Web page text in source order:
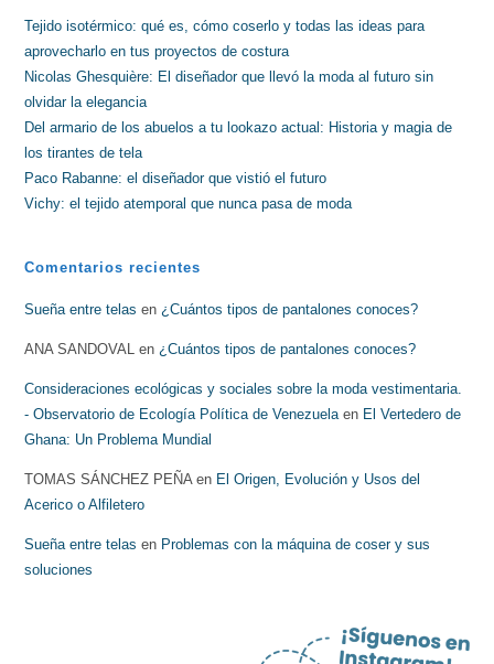
Tejido isotérmico: qué es, cómo coserlo y todas las ideas para
aprovecharlo en tus proyectos de costura
Nicolas Ghesquière: El diseñador que llevó la moda al futuro sin
olvidar la elegancia
Del armario de los abuelos a tu lookazo actual: Historia y magia de
los tirantes de tela
Paco Rabanne: el diseñador que vistió el futuro
Vichy: el tejido atemporal que nunca pasa de moda
Comentarios recientes
Sueña entre telas en ¿Cuántos tipos de pantalones conoces?
ANA SANDOVAL en ¿Cuántos tipos de pantalones conoces?
Consideraciones ecológicas y sociales sobre la moda vestimentaria.
- Observatorio de Ecología Política de Venezuela en El Vertedero de
Ghana: Un Problema Mundial
TOMAS SÁNCHEZ PEÑA en El Origen, Evolución y Usos del
Acerico o Alfiletero
Sueña entre telas en Problemas con la máquina de coser y sus
soluciones